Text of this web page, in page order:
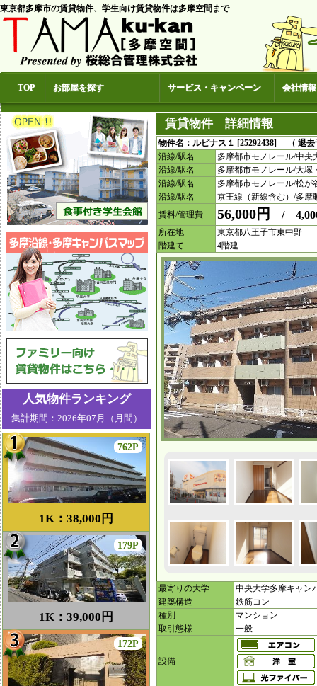
東京都多摩市の賃貸物件、学生向け賃貸物件は多摩空間まで
TOP お部屋を探す サービス・キャンペーン 会社情報
賃貸物件 詳細情報
物件名：ルピナス１ [25292438] （ 退去
沿線/駅名
多摩都市モノレール/中央
沿線/駅名
多摩都市モノレール/大塚
沿線/駅名
多摩都市モノレール/松が
沿線/駅名
京王線（新線含む）/多摩
賃料/管理費
56,000円 /
所在地
東京都八王子市東中野
階建て
4階建
最寄りの大学
中央大学多摩キャ
建築構造
鉄筋コン
種別
マンション
取引態様
一般
設備
人気物件ランキング
集計期間：2026年07月（月間）
1K：38,000円
762P
1K：39,000円
179P
172P